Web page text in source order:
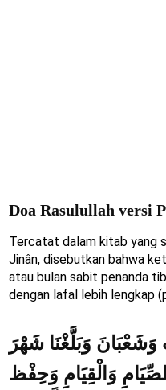
Doa Rasulullah versi
Tercatat dalam kitab yang
Jinân, disebutkan bahwa
atau bulan sabit penanda
dengan lafal lebih lengkap
وَشَعْبَانَ وَبَلَّغْنَا شَهْرَ
وَالْقِيَامِ وَحِفْظ